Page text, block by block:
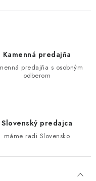
Kamenná predajňa
predajňa s osobným
odberom
Slovenský predajca
máme radi Slovensko